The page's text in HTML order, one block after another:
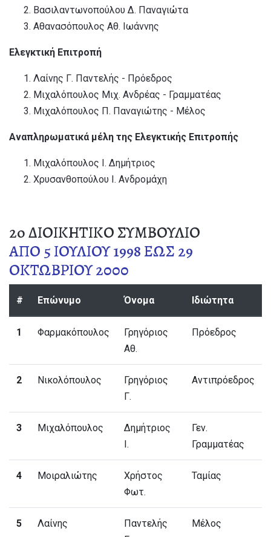
Βασιλαντωνοπούλου Δ. Παναγιώτα
Αθανασόπουλος Αθ. Ιωάννης
Ελεγκτική Επιτροπή
Λαίνης Γ. Παντελής - Πρόεδρος
Μιχαλόπουλος Μιχ. Ανδρέας - Γραμματέας
Μιχαλόπουλος Π. Παναγιώτης - Μέλος
Αναπληρωματικά μέλη της Ελεγκτικής Επιτροπής
Μιχαλόπουλος Ι. Δημήτριος
Χρυσανθοπούλου Ι. Ανδρομάχη
2o ΔΙΟΙΚΗΤΙΚΟ ΣΥΜΒΟΥΛΙΟ
ΑΠΟ 5 ΙΟΥΛΙΟΥ 1998 ΕΩΣ 29
ΟΚΤΩΒΡΙΟΥ 2000
# Επώνυμο Όνομα Ιδιώτητα
1 Φαρμακόπουλος
Γρηγόριος
Αθ.
Πρόεδρος
2 Νικολόπουλος
Γρηγόριος
Γ.
Αντιπρόεδρος
3 Μιχαλόπουλος
Δημήτριος
Ι.
Γεν.
Γραμματέας
4 Μοιραλιώτης
Χρήστος
Φωτ.
Ταμίας
5 Λαίνης
Παντελής
Μέλος